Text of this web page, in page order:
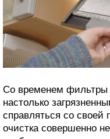
Со временем фильтры
настолько
справляться со
очистка совершенно